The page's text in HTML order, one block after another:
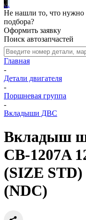
...
Не нашли то, что нужно
подбора?
Оформить заявку
Поиск автозапчастей
Главная
-
Детали двигателя
-
Поршневая группа
-
Вкладыши ДВС
Вкладыш
CB-1207A
(SIZE
(NDC)